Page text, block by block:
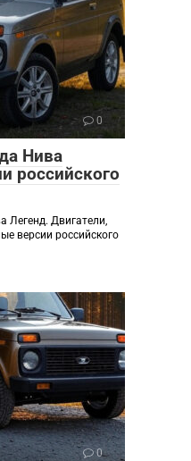
0
Нива
российского
Легенд. Двигатели,
версии российского
0